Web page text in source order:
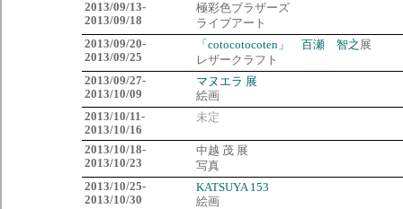
2013/09/13-
2013/09/18
極彩色ブラザーズ
ライブアート
2013/09/20-
2013/09/25
「cotocotocoten」 百瀬 智之 展
レザークラフト
2013/09/27-
2013/10/09
マヌエラ 展
絵画
2013/10/11-
2013/10/16
未定
2013/10/18-
2013/10/23
中越 茂 展
写真
2013/10/25-
2013/10/30
KATSUYA 153
絵画